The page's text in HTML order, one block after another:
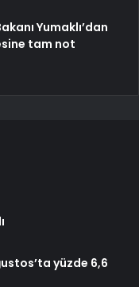
Yumaklı’dan
tam not
yüzde 6,6